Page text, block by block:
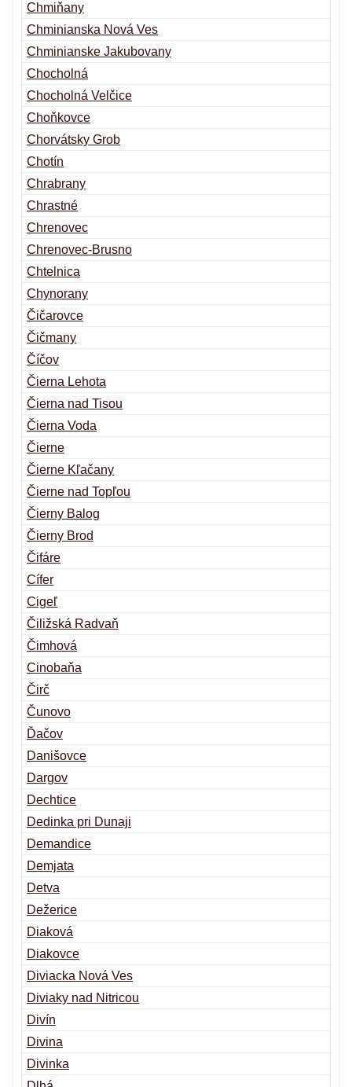
Chmiňany
Chminianska Nová Ves
Chminianske Jakubovany
Chocholná
Chocholná Velčice
Choňkovce
Chorvátsky Grob
Chotín
Chrabrany
Chrastné
Chrenovec
Chrenovec-Brusno
Chtelnica
Chynorany
Čičarovce
Čičmany
Číčov
Čierna Lehota
Čierna nad Tisou
Čierna Voda
Čierne
Čierne Kľačany
Čierne nad Topľou
Čierny Balog
Čierny Brod
Čifáre
Cífer
Cigeľ
Čiližská Radvaň
Čimhová
Cinobaňa
Čirč
Čunovo
Ďačov
Danišovce
Dargov
Dechtice
Dedinka pri Dunaji
Demandice
Demjata
Detva
Dežerice
Diaková
Diakovce
Diviacka Nová Ves
Diviaky nad Nitricou
Divín
Divina
Divinka